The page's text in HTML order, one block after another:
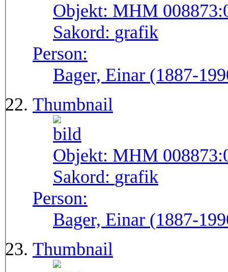
Objekt: MHM
Sakord: grafik
Person:
Bager, Einar (1887-
Thumbnail
Objekt: MHM
Sakord: grafik
Person:
Bager, Einar (1887-
Thumbnail